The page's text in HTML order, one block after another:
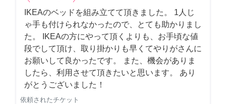
IKEAのベッドを組み立てて頂きました。 1人じ
ゃ手も付けられなかったので、とても助かりまし
た。 IKEAの方にやって頂くよりも、お手頃な値
段でして頂け、取り掛かりも早くてやりがさんに
お願いして良かったです。 また、機会がありま
したら、利用させて頂きたいと思います。 あり
がとうございました！
依頼されたチケット